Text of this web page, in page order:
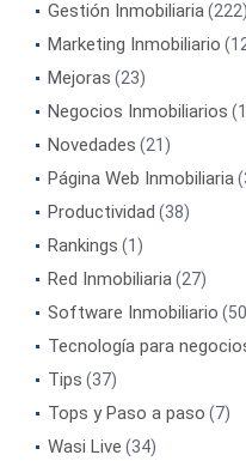
Gestión Inmobiliaria(222)
Marketing Inmobiliario
Mejoras (23)
Negocios Inmobiliarios
Novedades (21)
Página Web Inmobiliaria
Productividad (38)
Rankings (1)
Red Inmobiliaria(27)
Software Inmobiliario
Tecnología para
Tips (37)
Tops y Paso a paso (7)
Wasi Live (34)